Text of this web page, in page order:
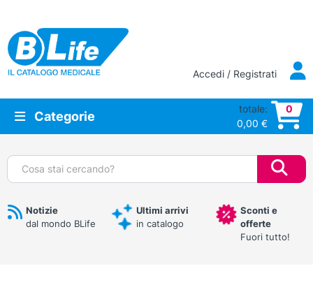
Vai al contenuto principale
Accedi / Registrati
Categorie
totale:
0,00 €
0
Cerca:
Notizie
dal mondo BLife
Ultimi arrivi
in catalogo
Sconti e
offerte
Fuori tutto!